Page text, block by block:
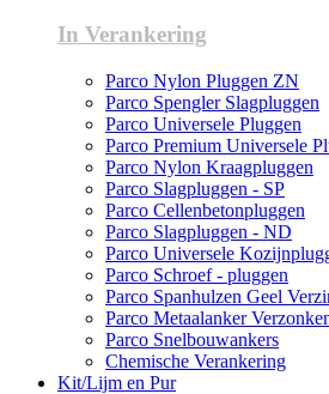
In Verankering
Parco Nylon Pluggen ZN
Parco Spengler Slagpluggen
Parco Universele Pluggen
Parco Premium Universele
Parco Nylon Kraagpluggen
Parco Slagpluggen - SP
Parco Cellenbetonpluggen
Parco Slagpluggen - ND
Parco Universele
Parco Schroef - pluggen
Parco Spanhulzen Geel
Parco Metaalanker
Parco Snelbouwankers
Chemische Verankering
Kit/Lijm en Pur